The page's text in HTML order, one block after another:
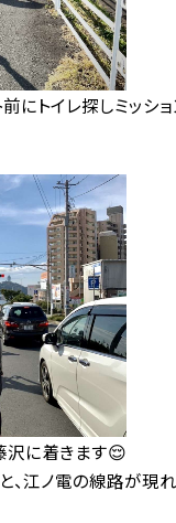
にトイレ探しミッシ
沢に着きます😌
、江ノ電の線路が現